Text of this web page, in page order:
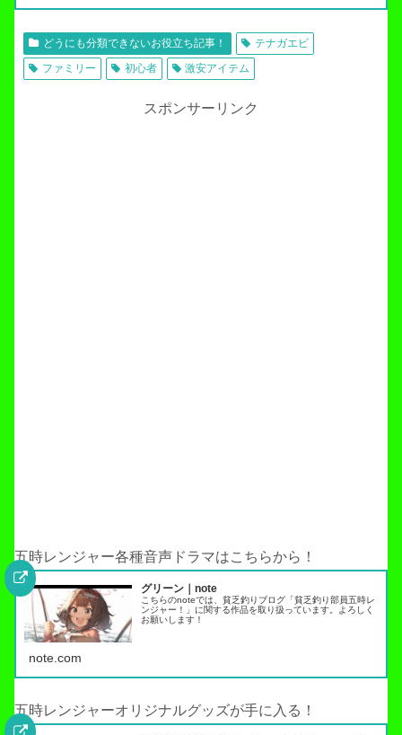
どうにも分類できないお役立ち記事！
テナガエビ
ファミリー
初心者 激安アイテム
スポンサーリンク
五時レンジャー各種音声ドラマはこちらから！
グリーン｜note
こちらのnoteでは、貧乏釣りブログ「貧乏釣り部員五時レ
ンジャー！」に関する作品を取り扱っています。よろしく
お願いします！
note.com
五時レンジャーオリジナルグッズが手に入る！